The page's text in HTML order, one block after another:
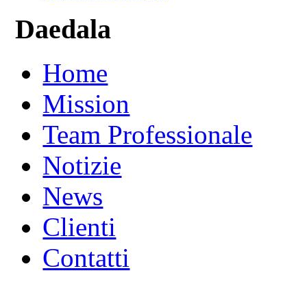
Daedala
Home
Mission
Team Professionale
Notizie
News
Clienti
Contatti